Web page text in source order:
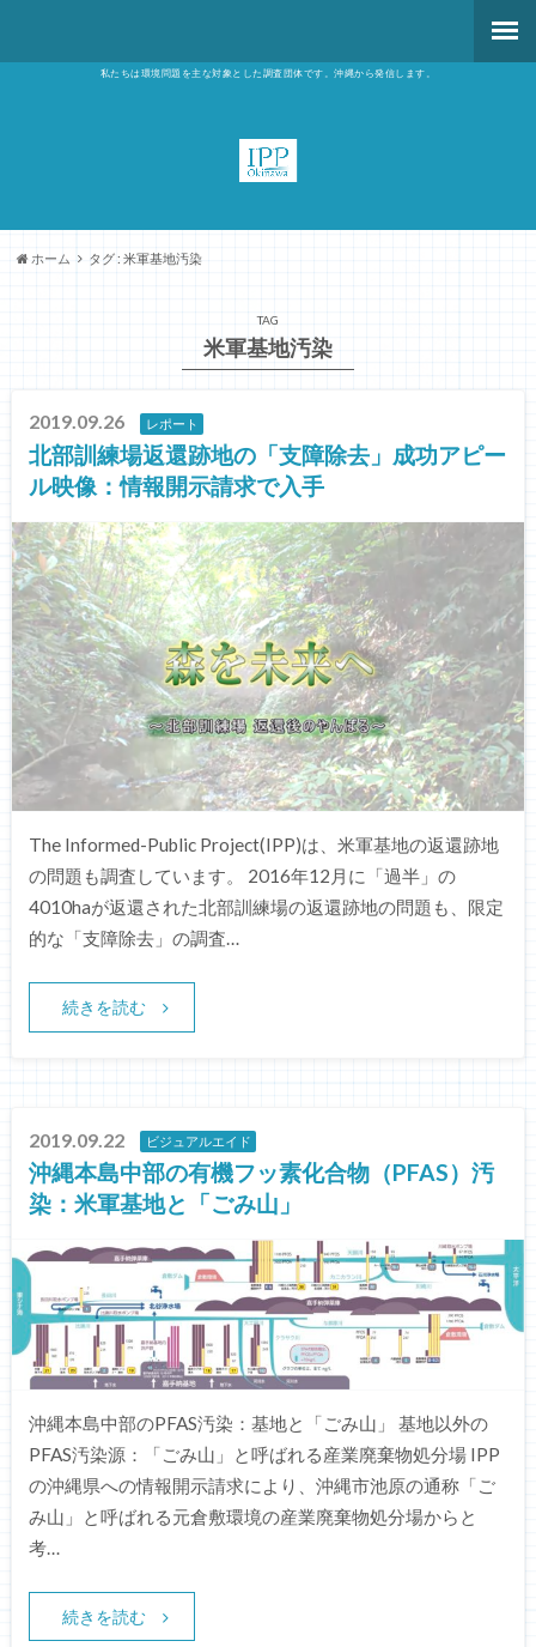
私たちは環境問題を主な対象とした調査団体です。沖縄から発信します。
ホーム タグ : 米軍基地汚染
TAG
米軍基地汚染
2019.09.26 レポート
北部訓練場返還跡地の「支障除去」成功アピー
ル映像：情報開示請求で入手
The Informed-Public Project(IPP)は、米軍基地の返還跡地
の問題も調査しています。 2016年12月に「過半」の
4010haが返還された北部訓練場の返還跡地の問題も、限定
的な「支障除去」の調査…
続きを読む
2019.09.22 ビジュアルエイド
沖縄本島中部の有機フッ素化合物（PFAS）汚
染：米軍基地と「ごみ山」
沖縄本島中部のPFAS汚染：基地と「ごみ山」 基地以外の
PFAS汚染源：「ごみ山」と呼ばれる産業廃棄物処分場 IPP
の沖縄県への情報開示請求により、沖縄市池原の通称「ご
み山」と呼ばれる元倉敷環境の産業廃棄物処分場からと
考…
続きを読む